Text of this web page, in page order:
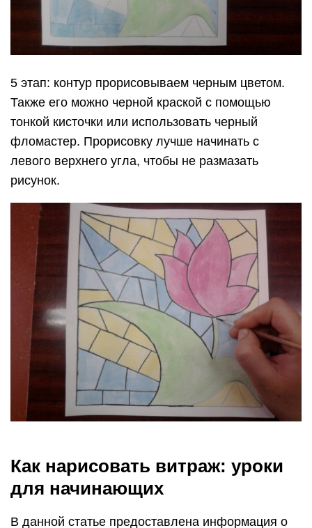
5 этап: контур прорисовываем черным цветом.
Также его можно черной краской с помощью
тонкой кисточки или использовать черный
фломастер. Прорисовку лучше начинать с
левого верхнего угла, чтобы не размазать
рисунок.
Как нарисовать витраж: уроки
для начинающих
В данной статье предоставлена информация о